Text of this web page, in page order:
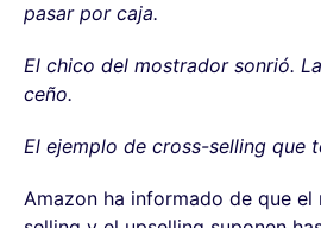
pasar por caja.
El chico del mostrador sonrió.
ceño.
El ejemplo de cross-selling que
Amazon ha informado de que